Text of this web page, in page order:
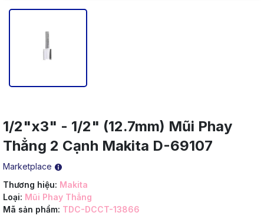
1/2"x3" - 1/2" (12.7mm) Mũi Phay
Thẳng 2 Cạnh Makita D-69107
Marketplace
Thương hiệu: Makita
Loại: Mũi Phay Thẳng
Mã sản phẩm: TDC-DCCT-13866